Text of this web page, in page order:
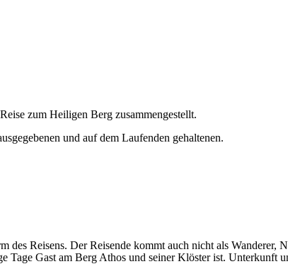
zum Heiligen Berg zusammengestellt.
und auf dem Laufenden gehaltenen.
Reisens. Der Reisende kommt auch nicht als Wanderer,
Tage Gast am Berg Athos und seiner Klöster ist. Unterkunft